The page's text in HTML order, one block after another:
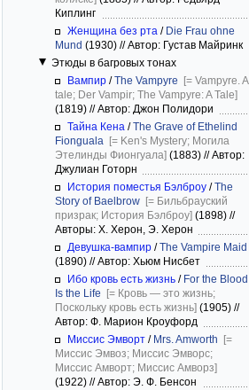
Киплинг
Женщина без рта / Die Frau ohne
Mund (1930) //Автор: Густав Майринк
Этюды в багровых тонах
Вампир /The Vampyre [= Vampyre. A
tale; Der Vampir; The Vampyre: A Tale]
(1819) //Автор: Джон Полидори
Тайна Кена /The Grave of Ethelind
Fionguala [= Ken's Mystery; Могила
Этелинды Фионгуала] (1883) //Автор:
Джулиан Готорн
История поместья Бэлброу /The
Story of Baelbrow [= Бильбрауский
призрак; История Бэлброу] (1898) //
Авторы: Х. Херон, Э. Херон
Девушка-вампир /The Vampire Maid
(1890) //Автор: Хьюм Нисбет
Ибо кровь есть жизнь / For the Blood
Is the Life [= Кровь — это жизнь;
Поскольку кровь есть жизнь] (1905) //
Автор: Ф. Марион Кроуфорд
Миссис Эмворт / Mrs. Amworth [=
Миссис Эмвоз; Миссис Эмворс;
Миссис Амворт; Миссис Амворз]
(1922) //Автор: Э. Ф. Бенсон